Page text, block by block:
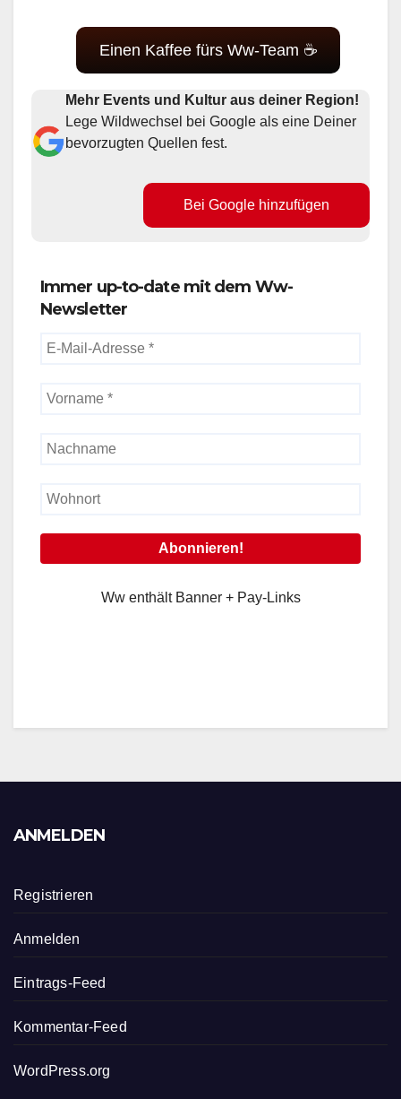
Einen Kaffee fürs Ww-Team ☕
Mehr Events und Kultur aus deiner Region!
Lege Wildwechsel bei Google als eine Deiner
bevorzugten Quellen fest.
Bei Google hinzufügen
Immer up-to-date mit dem Ww-
Newsletter
Ww enthält Banner + Pay-Links
ANMELDEN
Registrieren
Anmelden
Eintrags-Feed
Kommentar-Feed
WordPress.org